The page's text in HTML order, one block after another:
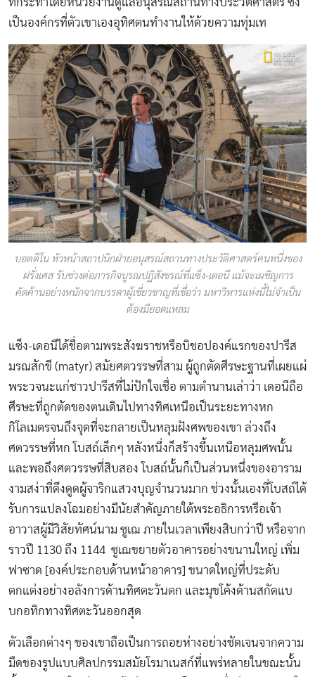
เป็นองค์กรที่ตัวเขาเองอุทิศตนทำงานให้ด้วยความทุ่มเท
บอตตีโน หัวหน้าสถาปนิกฝ่ายอนุสรณ์สถานทางประวัติศาสตร์คนหนึ่งของ
ฝรั่งเศส รับช่วงต่อภารกิจบูรณปฏิสังขรณ์ที่แซ็ง-เดอนี แม้จะเผชิญการ
คัดค้านอย่างหนักจากบรรดาผู้เชี่ยวชาญที่เชื่อว่า มหาวิหารแห่งนี้ไม่จำเป็น
ต้องมียอดแหลม
แซ็ง-เดอนีได้ชื่อตามพระสังฆราชหรือบิชอปองค์แรกของปารีส
มรณสักขี (matyr) สมัยศตวรรษที่สาม ผู้ถูกตัดศีรษะฐานที่เผยแผ่
พระวจนะแก่ชาวปารีสที่ไม่ปักใจเชื่อ ตามตำนานเล่าว่า เดอนีถือ
ศีรษะที่ถูกตัดของตนเดินไปทางทิศเหนือเป็นระยะทางหก
กิโลเมตรจนถึงจุดที่จะกลายเป็นหลุมฝังศพของเขา ล่วงถึง
ศตวรรษที่หก โบสถ์เล็กๆ หลังหนึ่งก็สร้างขึ้นเหนือหลุมศพนั้น
และพอถึงศตวรรษที่สิบสอง โบสถ์นั้นก็เป็นส่วนหนึ่งของอาราม
งามสง่าที่ดึงดูดผู้จาริกแสวงบุญจำนวนมาก ช่วงนั้นเองที่โบสถ์ได้
รับการแปลงโฉมอย่างมีนัยสำคัญภายใต้พระอธิการหรือเจ้า
อาวาสผู้มีวิสัยทัศน์นาม ซูเฌ ภายในเวลาเพียงสิบกว่าปี หรือจาก
ราวปี 1130 ถึง 1144 ซูเฌขยายตัวอาคารอย่างขนานใหญ่ เพิ่ม
ฟาซาด [องค์ประกอบด้านหน้าอาคาร] ขนาดใหญ่ที่ประดับ
ตกแต่งอย่างอลังการด้านทิศตะวันตก และมุขโค้งด้านสกัดแบ
บกอทิกทางทิศตะวันออกสุด
ตัวเลือกต่างๆ ของเขาถือเป็นการถอยห่างอย่างชัดเจนจากความ
มืดของรูปแบบศิลปกรรมสมัยโรมาเนสก์ที่แพร่หลายในขณะนั้น